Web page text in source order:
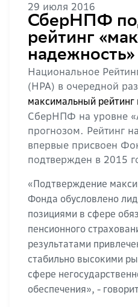
29 июля 2016
СберНПФ
рейтинг
Национальное
(НРА) в очередной раз
максимальный рейтинг
СберНПФ на уровне
прогнозом. Рейтинг
впервые присвоен
подтвержден в 2015
«Подтверждение
Фонда обусловлено
позициями в сфере
пенсионного
результатами
стабильно высокими
сфере
обеспечения», -